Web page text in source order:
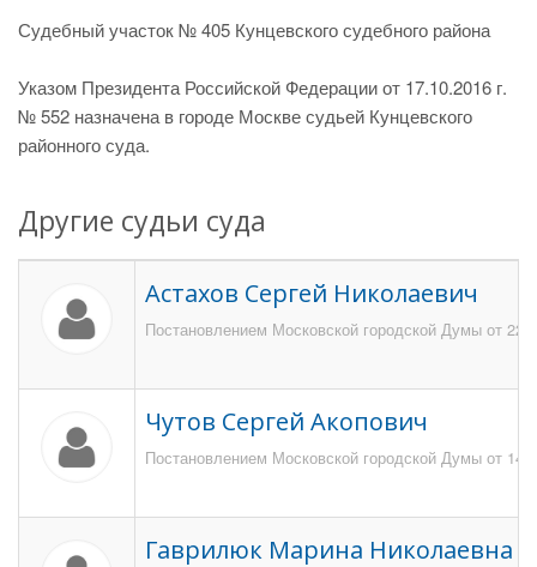
Судебный участок № 405 Кунцевского судебного района
Указом Президента Российской Федерации от 17.10.2016 г.
№ 552 назначена в городе Москве судьей Кунцевского
районного суда.
Другие судьи суда
Астахов Сергей Николаевич
Постановлением Московской городской Думы от
Чутов Сергей Акопович
Постановлением Московской городской Думы от
Гаврилюк Марина Николаевна